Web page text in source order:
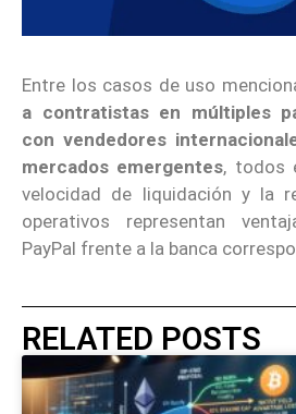
Entre los casos de uso
a contratistas en múltiples
con vendedores
mercados emergentes, todos
velocidad de liquidación y la
operativos representan
PayPal frente a la banca
RELATED POSTS